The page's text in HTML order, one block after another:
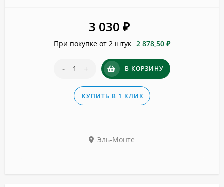
3 030 ₽
При покупке от 2 штук 2 878,50 ₽
- + В КОРЗИНУ
КУПИТЬ В 1 КЛИК
Эль-Монте